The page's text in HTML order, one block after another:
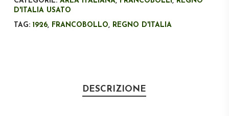
D'ITALIA USATO
TAG: 1926, FRANCOBOLLO, REGNO D'ITALIA
DESCRIZIONE